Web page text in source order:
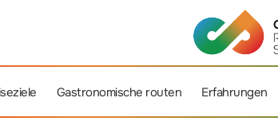
Gastronomische routen Erfahrungen